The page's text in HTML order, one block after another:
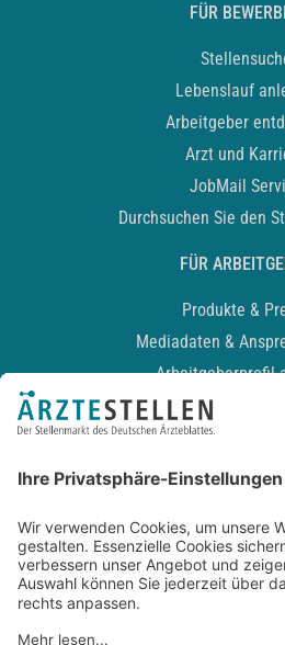
FÜR
Lebenslauf
Arbeitgeber
Arzt und
JobMail
Durchsuchen Sie den
FÜR
Produkte &
Mediadaten &
Arbeitgeberprofil
Recruiting-
Kontakt
Newsletter